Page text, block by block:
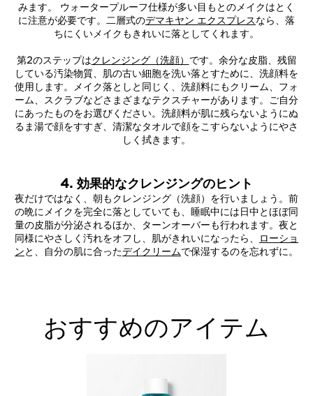
みます。 ウォータープルーフ仕様が多い目もとのメイクはとく
に注意が必要です。二層式のデマキヤン エクスプレスなら、落
ちにくいメイクもきれいに落としてくれます。
第2のステップはクレンジング（洗顔） です。余分な皮脂、残留
している汚染物質、肌の古い細胞を洗い落とすために、洗顔料を
使用します。メイク落としと同じく、洗顔料にもクリーム、フォ
ーム、スクラブなどさまざまなテクスチャーがあります。ご自分
にあったものをお選びください。洗顔料が肌に残らないようにぬ
るま湯で顔をすすぎ、清潔なタオルで顔をこすらないようにやさ
しく拭きます。
4. 効果的なクレンジングのヒント
夜だけではなく、朝もクレンジング（洗顔）を行いましょう。前
の晩にメイクを完全に落としていても、睡眠中には日中とほぼ同
量の皮脂が分泌されるほか、ターンオーバーも行われます。夜と
同様にやさしく汚れをオフし、肌がきれいになったら、
ローショ
ンと、自分の肌に合ったデイクリームで保湿するのを忘れずに。
おすすめのアイテム